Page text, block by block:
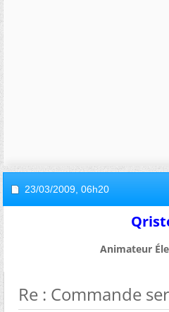
23/03/2009, 06h20
Animateur
Re : Commande